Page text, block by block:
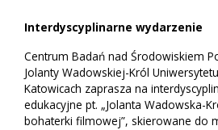
Interdyscyplinarne wydarzenie
Centrum Badań nad Środowiskiem
Jolanty Wadowskiej-Król
Katowicach zaprasza na
edukacyjne pt. „Jolanta Wadowska-
bohaterki filmowej”, skierowane do